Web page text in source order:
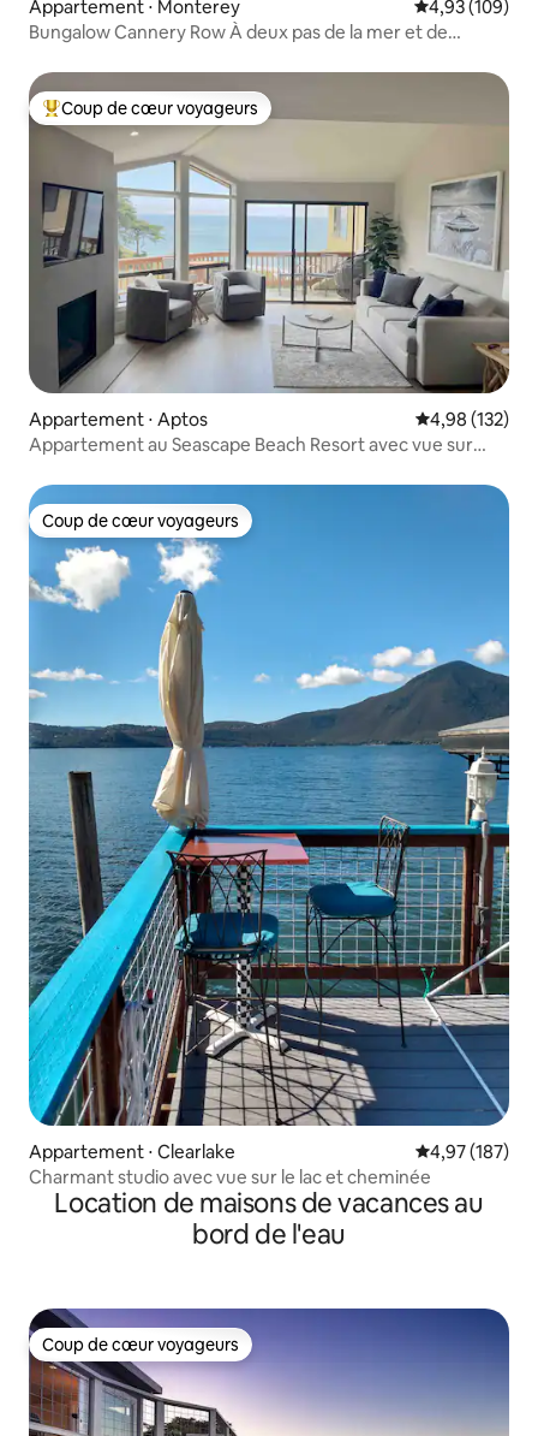
Appartement ⋅ Monterey Évaluation
4,93 (109)
Bungalow Cannery Row À deux pas de la mer et de
Coups de cœur voyageurs les plus appréciés
Coup de cœur voyageurs
Appartement ⋅ Aptos Évaluation
4,98 (132)
Appartement au Seascape Beach Resort avec vue sur
Coup de cœur voyageurs
Coup de cœur voyageurs
Appartement ⋅ Clearlake Évaluation
4,97 (187)
Charmant studio avec vue sur le lac et cheminée
Location de maisons de vacances au
bord de l'eau
Coup de cœur voyageurs
Coup de cœur voyageurs